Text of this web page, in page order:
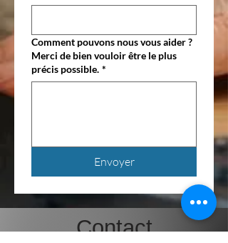
Comment pouvons nous vous aider ?
Merci de bien vouloir être le plus
précis possible. *
Envoyer
Contact